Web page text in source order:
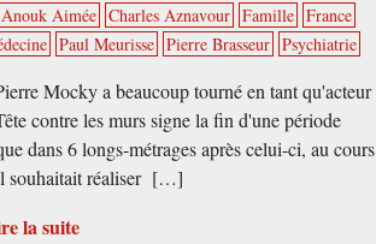
Anouk Aimée Charles Aznavour Famille France
Paul Meurisse Pierre Brasseur Psychiatrie
Mocky a beaucoup tourné en tant qu'acteur
contre les murs signe la fin d'une période
dans 6 longs-métrages après celui-ci, au cours
souhaitait réaliser […]
la suite